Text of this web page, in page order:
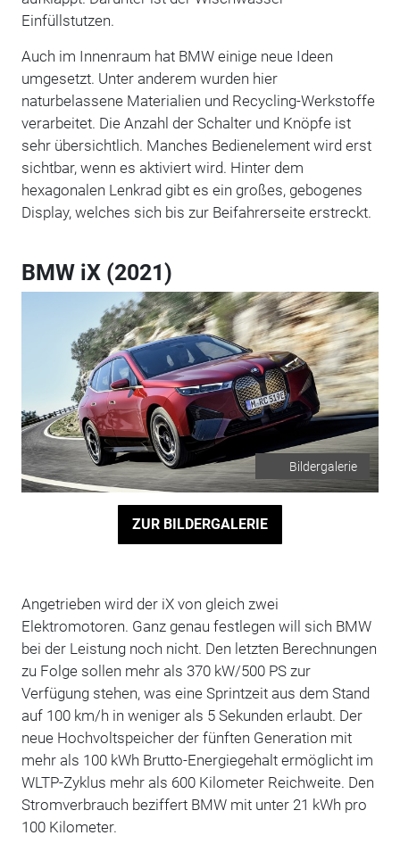
Einfüllstutzen.
Auch im Innenraum hat BMW einige neue Ideen
umgesetzt. Unter anderem wurden hier
naturbelassene Materialien und Recycling-Werkstoffe
verarbeitet. Die Anzahl der Schalter und Knöpfe ist
sehr übersichtlich. Manches Bedienelement wird erst
sichtbar, wenn es aktiviert wird. Hinter dem
hexagonalen Lenkrad gibt es ein großes, gebogenes
Display, welches sich bis zur Beifahrerseite erstreckt.
BMW iX (2021)
Bildergalerie
ZUR BILDERGALERIE
Angetrieben wird der iX von gleich zwei
Elektromotoren. Ganz genau festlegen will sich BMW
bei der Leistung noch nicht. Den letzten Berechnungen
zu Folge sollen mehr als 370 kW/500 PS zur
Verfügung stehen, was eine Sprintzeit aus dem Stand
auf 100 km/h in weniger als 5 Sekunden erlaubt. Der
neue Hochvoltspeicher der fünften Generation mit
mehr als 100 kWh Brutto-Energiegehalt ermöglicht im
WLTP-Zyklus mehr als 600 Kilometer Reichweite. Den
Stromverbrauch beziffert BMW mit unter 21 kWh pro
100 Kilometer.